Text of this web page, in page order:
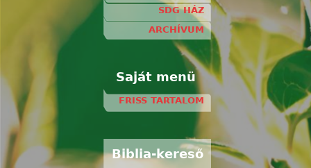
SDG HÁZ
ARCHÍVUM
Saját menü
FRISS TARTALOM
Biblia-kereső